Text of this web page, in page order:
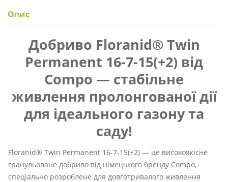
Опис
Добриво Floranid® Twin
Permanent 16-7-15(+2) від
Compo — стабільне
живлення пролонгованої дії
для ідеального газону та
саду!
Floranid® Twin Permanent 16-7-15(+2) — це високоякісне
гранульоване добриво від німецького бренду Compo,
спеціально розроблене для довготривалого живлення